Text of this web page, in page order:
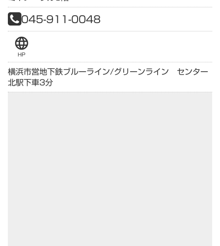
045-911-0048
language
HP
横浜市営地下鉄ブルーライン/グリーンライン センター
北駅下車3分